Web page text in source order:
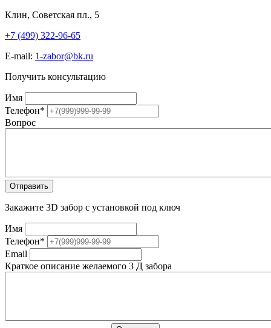
Клин, Советская пл., 5
+7 (499) 322-96-65
E-mail: 1-zabor@bk.ru
Получить консультацию
Имя
Телефон*
Вопрос
Закажите 3D забор с установкой под ключ
Имя
Телефон*
Email
Краткое описание желаемого 3 Д забора